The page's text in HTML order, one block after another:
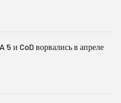
5 и CoD ворвались в апреле